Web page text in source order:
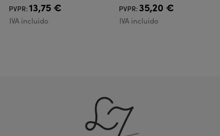
PVPR:13,75 €
IVA incluido
PVPR:35,20 €
IVA incluido